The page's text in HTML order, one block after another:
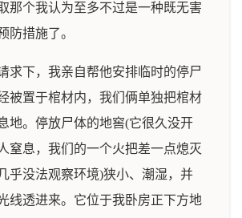
那个我认为至多不过是一种既无害
防措施了。
求下，我亲自帮他安排临时的停尸
被置于棺材内，我们俩单独把棺材
地。停放尸体的地窖(它很久没开
窒息，我们的一个火把差一点熄灭
乎没法观察环境)狭小、潮湿，并
线透进来。它位于我卧房正下方地